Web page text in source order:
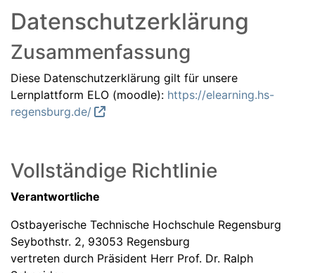
Datenschutzerklärung
Zusammenfassung
Diese Datenschutzerklärung gilt für unsere
Lernplattform ELO (moodle): https://elearning.hs-
regensburg.de/
Vollständige Richtlinie
Verantwortliche
Ostbayerische Technische Hochschule Regensburg
Seybothstr. 2, 93053 Regensburg
vertreten durch Präsident Herr Prof. Dr. Ralph